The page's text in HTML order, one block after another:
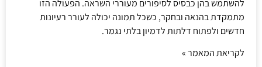
להשתמש בהן כבסיס לסיפורים מעוררי השראה. הפעולה הזו
מתמקדת בהנאה ובחקר, כשכל תמונה יכולה לעורר רעיונות
חדשים ולפתוח דלתות לדמיון בלתי נגמר.
לקריאת המאמר »